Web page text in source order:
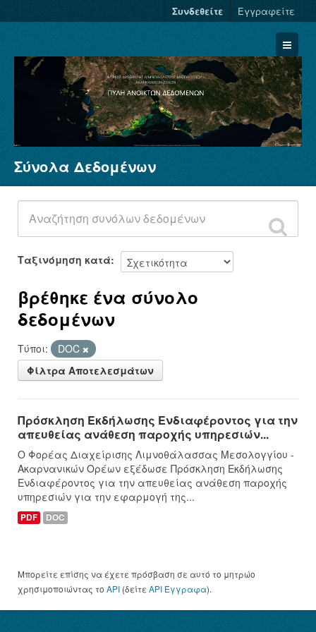
Συνδεθείτε Εγγραφείτε
Σύνολα Δεδομένων
Φορείς
Ομάδες
Σχετικά
Σύνολα Δεδομένων
Ταξινόμηση κατά
βρέθηκε ένα σύνολο
δεδομένων
Τύποι:
DOC
Φίλτρα Αποτελεσμάτων
Πρόσκληση Εκδήλωσης Ενδιαφέροντος για την
απευθείας ανάθεση παροχής υπηρεσιών...
Ο Φορέας Διαχείρισης Λιμνοθάλασσας Μεσολογγίου -
Ακαρνανικών Ορέων εξέδωσε Πρόσκληση Εκδήλωσης
Ενδιαφέροντος για την απευθείας ανάθεση παροχής
υπηρεσιών για την εφαρμογή της...
PDF DOC
Μπορείτε επίσης να έχετε πρόσβαση σε αυτό το μητρώο
χρησιμοποιώντας το API (δείτε API Έγγραφα).